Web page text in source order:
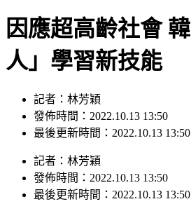
因應超高齡社會
人」學習新技能
記者：林芳穎
發佈時間：2022.10.13 13:50
記者：林芳穎
發佈時間：2022.10.13 13:50